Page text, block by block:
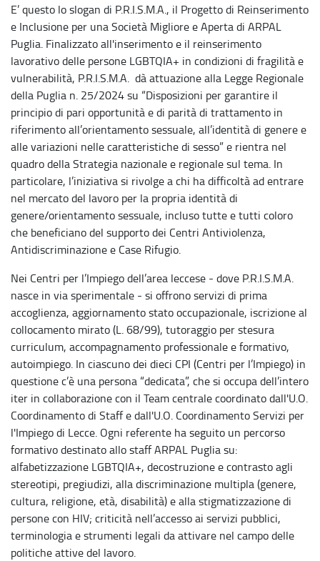
E’ questo lo slogan di P.R.I.S.M.A., il Progetto di Reinserimento
e Inclusione per una Società Migliore e Aperta di ARPAL
Puglia. Finalizzato all'inserimento e il reinserimento
lavorativo delle persone LGBTQIA+ in condizioni di fragilità e
vulnerabilità, P.R.I.S.M.A. dà attuazione alla Legge Regionale
della Puglia n. 25/2024 su “Disposizioni per garantire il
principio di pari opportunità e di parità di trattamento in
riferimento all’orientamento sessuale, all’identità di genere e
alle variazioni nelle caratteristiche di sesso” e rientra nel
quadro della Strategia nazionale e regionale sul tema. In
particolare, l’iniziativa si rivolge a chi ha difficoltà ad entrare
nel mercato del lavoro per la propria identità di
genere/orientamento sessuale, incluso tutte e tutti coloro
che beneficiano del supporto dei Centri Antiviolenza,
Antidiscriminazione e Case Rifugio.
Nei Centri per l’Impiego dell’area leccese - dove P.R.I.S.M.A.
nasce in via sperimentale - si offrono servizi di prima
accoglienza, aggiornamento stato occupazionale, iscrizione al
collocamento mirato (L. 68/99), tutoraggio per stesura
curriculum, accompagnamento professionale e formativo,
autoimpiego. In ciascuno dei dieci CPI (Centri per l’Impiego) in
questione c’è una persona “dedicata”, che si occupa dell’intero
iter in collaborazione con il Team centrale coordinato dall'U.O.
Coordinamento di Staff e dall'U.O. Coordinamento Servizi per
l'Impiego di Lecce. Ogni referente ha seguito un percorso
formativo destinato allo staff ARPAL Puglia su:
alfabetizzazione LGBTQIA+, decostruzione e contrasto agli
stereotipi, pregiudizi, alla discriminazione multipla (genere,
cultura, religione, età, disabilità) e alla stigmatizzazione di
persone con HIV; criticità nell’accesso ai servizi pubblici,
terminologia e strumenti legali da attivare nel campo delle
politiche attive del lavoro.